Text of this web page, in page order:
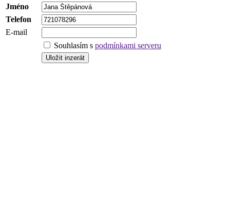
Jméno
Telefon
E-mail
Souhlasím s podmínkami serveru